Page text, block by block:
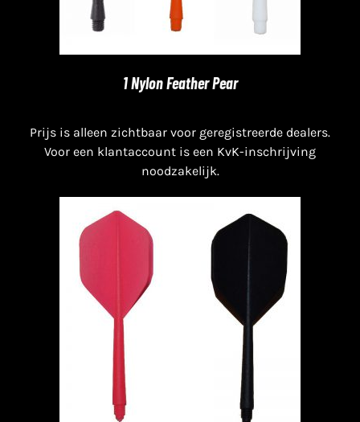
1 Nylon Feather Pear
Prijs is alleen zichtbaar voor geregistreerde dealers.
Voor een klantaccount is een KvK-inschrijving
noodzakelijk.